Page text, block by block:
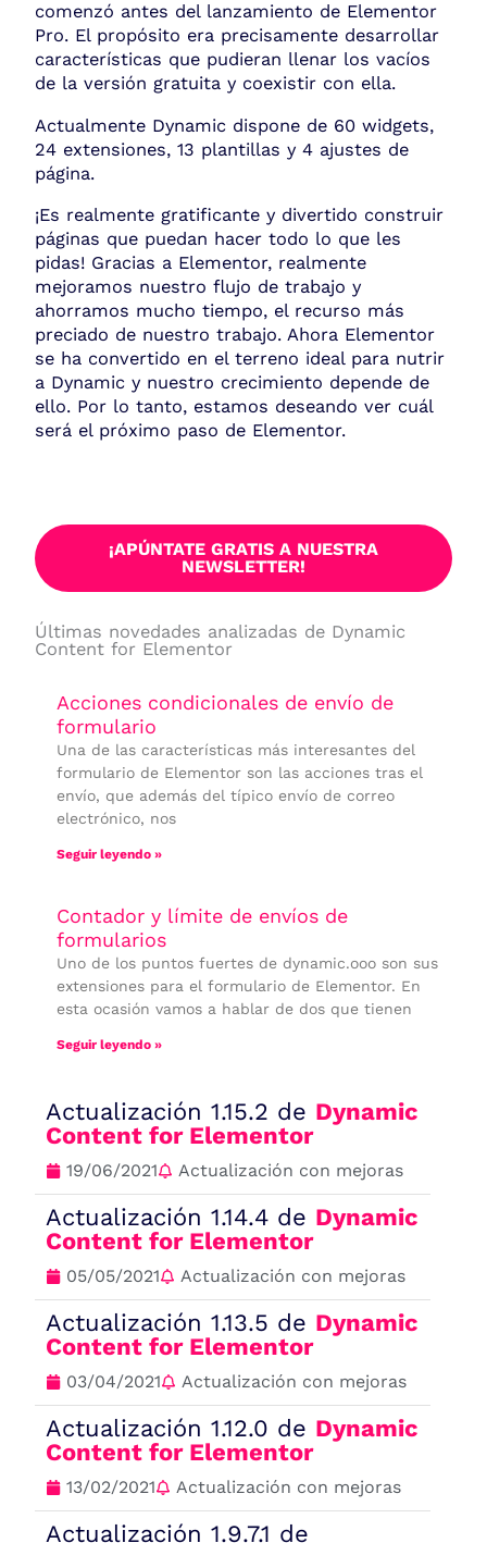
comenzó antes del lanzamiento de Elementor
Pro. El propósito era precisamente desarrollar
características que pudieran llenar los vacíos
de la versión gratuita y coexistir con ella.
Actualmente Dynamic dispone de 60 widgets,
24 extensiones, 13 plantillas y 4 ajustes de
página.
¡Es realmente gratificante y divertido construir
páginas que puedan hacer todo lo que les
pidas! Gracias a Elementor, realmente
mejoramos nuestro flujo de trabajo y
ahorramos mucho tiempo, el recurso más
preciado de nuestro trabajo. Ahora Elementor
se ha convertido en el terreno ideal para nutrir
a Dynamic y nuestro crecimiento depende de
ello. Por lo tanto, estamos deseando ver cuál
será el próximo paso de Elementor.
¡APÚNTATE GRATIS A NUESTRA
NEWSLETTER!
Últimas novedades analizadas de Dynamic
Content for Elementor
Acciones condicionales de envío de
formulario
Una de las características más interesantes del
formulario de Elementor son las acciones tras el
envío, que además del típico envío de correo
electrónico, nos
Seguir leyendo »
Contador y límite de envíos de
formularios
Uno de los puntos fuertes de dynamic.ooo son sus
extensiones para el formulario de Elementor. En
esta ocasión vamos a hablar de dos que tienen
Seguir leyendo »
Actualización 1.15.2 de Dynamic
Content for Elementor
19/06/2021 Actualización con mejoras
Actualización 1.14.4 de Dynamic
Content for Elementor
05/05/2021 Actualización con mejoras
Actualización 1.13.5 de Dynamic
Content for Elementor
03/04/2021 Actualización con mejoras
Actualización 1.12.0 de Dynamic
Content for Elementor
13/02/2021 Actualización con mejoras
Actualización 1.9.7.1 de